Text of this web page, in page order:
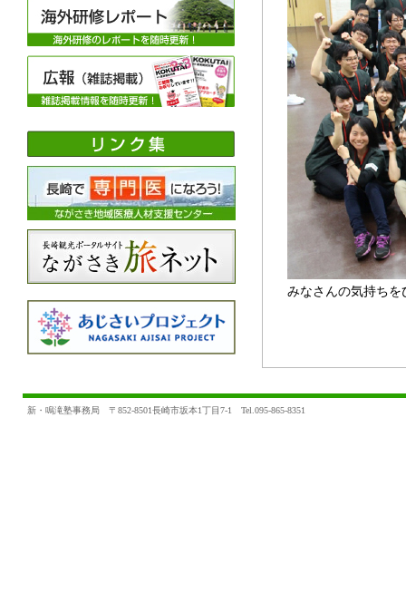
みなさんの気持ちを
新・鳴滝塾事務局 〒852-8501長崎市坂本1丁目7-1 Tel.095-865-8351